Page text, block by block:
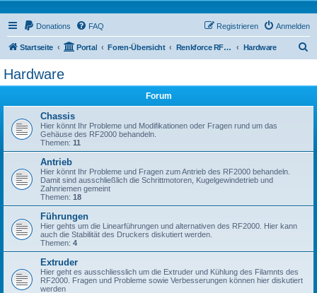
Donations FAQ Anmelden
Registrieren
Startseite Portal Foren-Übersicht Renkforce RF2000 Forum Hardware
Hardware
Forum
Chassis
Hier könnt Ihr Probleme und Modifikationen oder Fragen rund um das
Gehäuse des RF2000 behandeln.
Themen: 11
Antrieb
Hier könnt Ihr Probleme und Fragen zum Antrieb des RF2000 behandeln.
Damit sind ausschließlich die Schrittmotoren, Kugelgewindetrieb und
Zahnriemen gemeint
Themen: 18
Führungen
Hier gehts um die Linearführungen und alternativen des RF2000. Hier kann
auch die Stabilität des Druckers diskutiert werden.
Themen: 4
Extruder
Hier geht es ausschliesslich um die Extruder und Kühlung des Filamnts des
RF2000. Fragen und Probleme sowie Verbesserungen können hier diskutiert
werden